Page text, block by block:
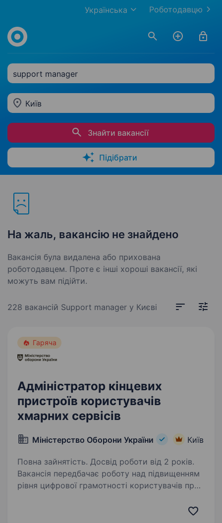
Роботодавцю
Українська
support manager
Київ
Знайти вакансії
Підібрати
На жаль, вакансію не знайдено
Вакансія була видалена або прихована
роботодавцем. Проте є інші хороші вакансії, які
можуть вам підійти.
228 вакансій Support manager у Києві
Гаряча
Адміністратор кінцевих
пристроїв користувачів
хмарних сервісів
Міністерство Оборони України Київ
Повна зайнятість. Досвід роботи від 2 років.
Вакансія передбачає роботу над підвищенням
рівня цифрової грамотності користувачів про
взаємодіїна базі Microsoft 365. Роль включає